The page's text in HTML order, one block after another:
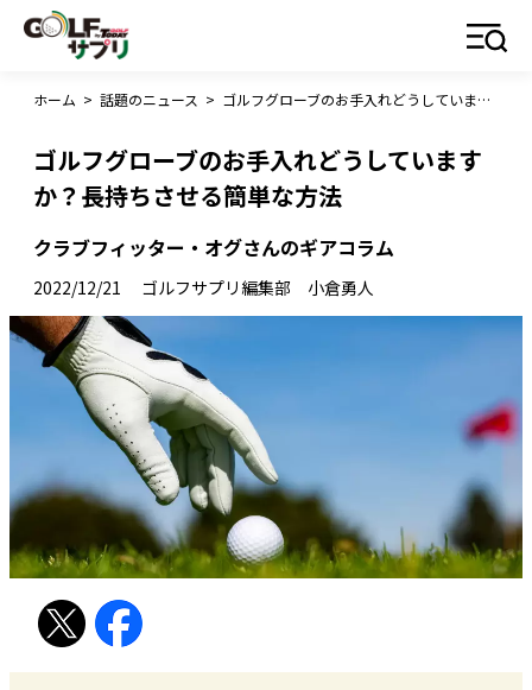
ホーム > 話題のニュース > ゴルフグローブのお手入れどうしていますか？長持ちさせる簡単な方法
ゴルフグローブのお手入れどうしています
か？長持ちさせる簡単な方法
クラブフィッター・オグさんのギアコラム
2022/12/21 ゴルフサプリ編集部 小倉勇人